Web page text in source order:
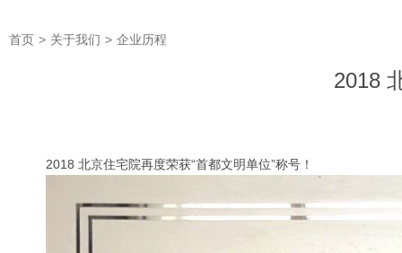
首页 > 关于我们 > 企业历程
2018
2018 北京住宅院再度荣获“首都文明单位”称号！